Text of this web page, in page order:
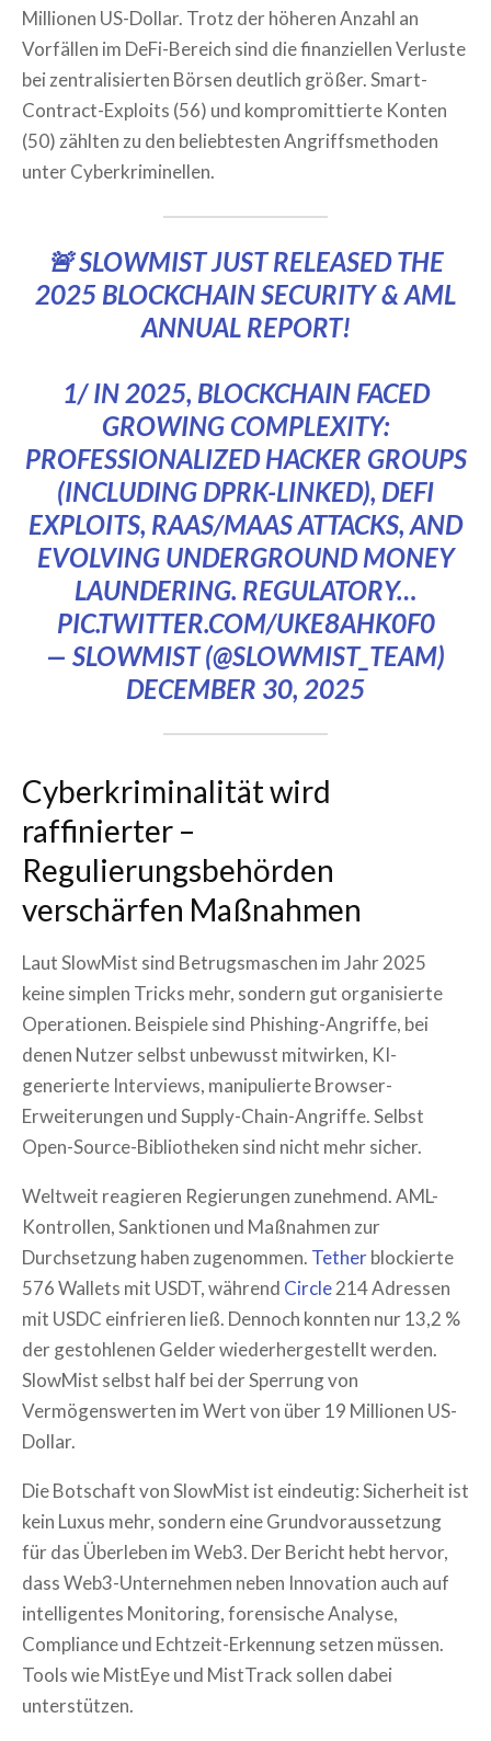
Millionen US-Dollar. Trotz der höheren Anzahl an
Vorfällen im DeFi-Bereich sind die finanziellen Verluste
bei zentralisierten Börsen deutlich größer. Smart-
Contract-Exploits (56) und kompromittierte Konten
(50) zählten zu den beliebtesten Angriffsmethoden
unter Cyberkriminellen.
🚨 SLOWMIST JUST RELEASED THE
2025 BLOCKCHAIN SECURITY & AML
ANNUAL REPORT!
1/ IN 2025, BLOCKCHAIN FACED
GROWING COMPLEXITY:
PROFESSIONALIZED HACKER GROUPS
(INCLUDING DPRK-LINKED), DEFI
EXPLOITS, RAAS/MAAS ATTACKS, AND
EVOLVING UNDERGROUND MONEY
LAUNDERING. REGULATORY…
PIC.TWITTER.COM/UKE8AHK0F0
— SLOWMIST (@SLOWMIST_TEAM)
DECEMBER 30, 2025
Cyberkriminalität wird
raffinierter –
Regulierungsbehörden
verschärfen Maßnahmen
Laut SlowMist sind Betrugsmaschen im Jahr 2025
keine simplen Tricks mehr, sondern gut organisierte
Operationen. Beispiele sind Phishing-Angriffe, bei
denen Nutzer selbst unbewusst mitwirken, KI-
generierte Interviews, manipulierte Browser-
Erweiterungen und Supply-Chain-Angriffe. Selbst
Open-Source-Bibliotheken sind nicht mehr sicher.
Weltweit reagieren Regierungen zunehmend. AML-
Kontrollen, Sanktionen und Maßnahmen zur
Durchsetzung haben zugenommen. Tetherblockierte
576 Wallets mit USDT, während Circle214 Adressen
mit USDC einfrieren ließ. Dennoch konnten nur 13,2 %
der gestohlenen Gelder wiederhergestellt werden.
SlowMist selbst half bei der Sperrung von
Vermögenswerten im Wert von über 19 Millionen US-
Dollar.
Die Botschaft von SlowMist ist eindeutig: Sicherheit ist
kein Luxus mehr, sondern eine Grundvoraussetzung
für das Überleben im Web3. Der Bericht hebt hervor,
dass Web3-Unternehmen neben Innovation auch auf
intelligentes Monitoring, forensische Analyse,
Compliance und Echtzeit-Erkennung setzen müssen.
Tools wie MistEye und MistTrack sollen dabei
unterstützen.